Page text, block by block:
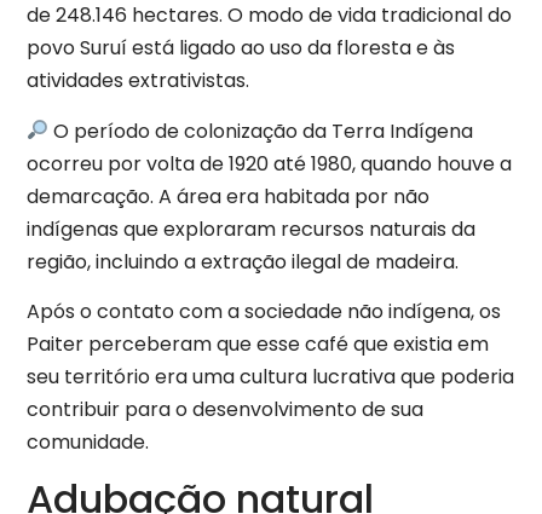
de 248.146 hectares. O modo de vida tradicional do
povo Suruí está ligado ao uso da floresta e às
atividades extrativistas.
O período de colonização da Terra Indígena
ocorreu por volta de 1920 até 1980, quando houve a
demarcação. A área era habitada por não
indígenas que exploraram recursos naturais da
região, incluindo a extração ilegal de madeira.
Após o contato com a sociedade não indígena, os
Paiter perceberam que esse café que existia em
seu território era uma cultura lucrativa que poderia
contribuir para o desenvolvimento de sua
comunidade.
Adubação natural